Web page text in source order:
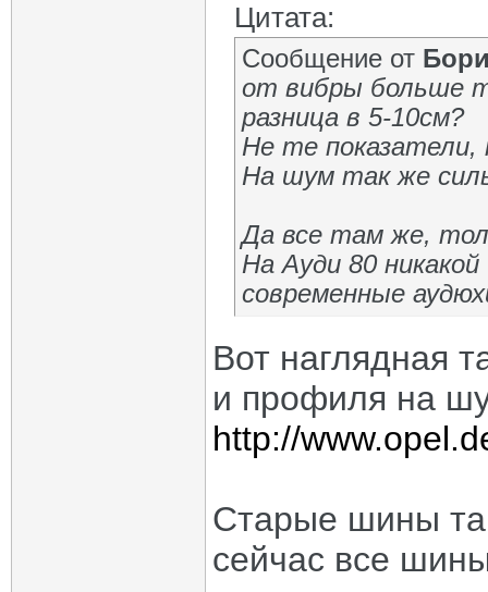
Цитата:
Сообщение от
от вибры больше
разница в 5-10см?
Не те
На шум так же
Да все там же,
На Ауди 80
современные
Вот наглядная
и профиля на
http://
Старые шины
сейчас все